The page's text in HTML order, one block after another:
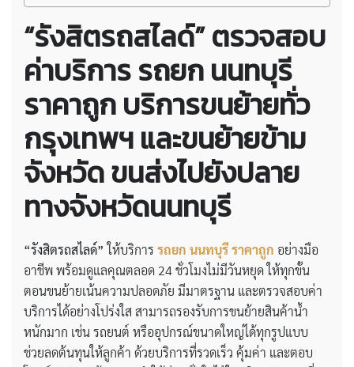
“รังสิตรถสไลด์” ตรวจสอบ
ค่าบริการรถยก นนทบุรี
ราคาถูกบริการขนย้ายทั่ว
กรุงเทพฯและขนย้ายข้าม
จังหวัดขนส่งไปยังปลาย
ทางจังหวัดนนทบุรี
“รังสิตรถสไลด์” ให้บริการ รถยก นนทบุรี ราคาถูก อย่างมือ
อาชีพ พร้อมดูแลคุณตลอด 24 ชั่วโมงไม่มีวันหยุด ให้ทุกขั้น
ตอนขนย้ายเน้นความปลอดภัย มีมาตรฐาน และตรวจสอบค่า
บริการได้อย่างโปร่งใส สามารถรองรับการขนย้ายสินค้าน้ำ
หนักมาก เช่น รถยนต์ หรืออุปกรณ์ขนาดใหญ่ได้ทุกรูปแบบ
ช่วยลดต้นทุนให้ลูกค้า ด้วยบริการที่รวดเร็ว คุ้มค่า และตอบ